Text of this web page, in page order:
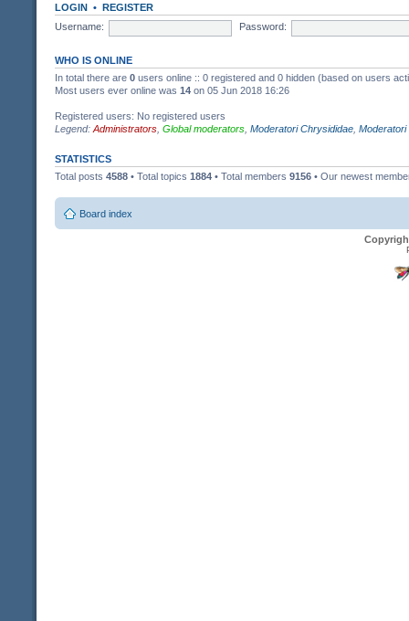
LOGIN • REGISTER
Username:
Password:
WHO IS ONLINE
In total there are 0 users online :: 0 registered and 0 hidden (based on users
Most users ever online was 14 on 05 Jun 2018 16:26
Registered users: No registered users
Legend: Administrators Global moderators Moderatori Chrysididae
STATISTICS
Total posts 4588 • Total topics 1884 • Total members 9156 • Our newest
Board index